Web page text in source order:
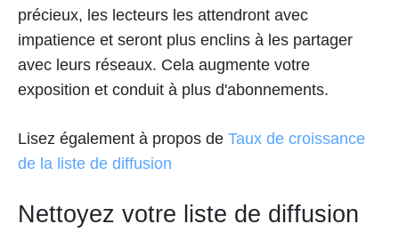
précieux, les lecteurs les attendront avec
impatience et seront plus enclins à les partager
avec leurs réseaux. Cela augmente votre
exposition et conduit à plus d'abonnements.
Lisez également à propos de Taux de croissance
de la liste de diffusion
Nettoyez votre liste de diffusion